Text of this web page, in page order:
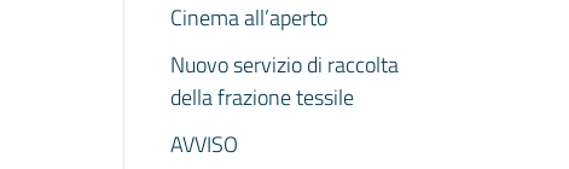
Cinema all’aperto
Nuovo servizio di raccolta
della frazione tessile
AVVISO